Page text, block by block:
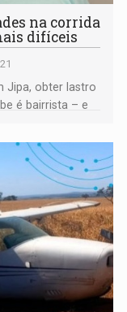
na corrida
difíceis
Jipa, obter lastro
é bairrista – e